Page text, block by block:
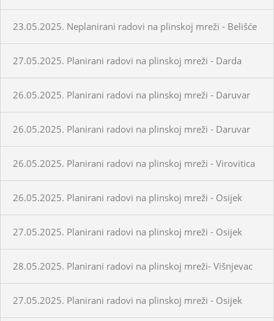
23.05.2025. Neplanirani radovi na plinskoj mreži - Belišće
27.05.2025. Planirani radovi na plinskoj mreži - Darda
26.05.2025. Planirani radovi na plinskoj mreži - Daruvar
26.05.2025. Planirani radovi na plinskoj mreži - Daruvar
26.05.2025. Planirani radovi na plinskoj mreži - Virovitica
26.05.2025. Planirani radovi na plinskoj mreži - Osijek
27.05.2025. Planirani radovi na plinskoj mreži - Osijek
28.05.2025. Planirani radovi na plinskoj mreži- Višnjevac
27.05.2025. Planirani radovi na plinskoj mreži - Osijek